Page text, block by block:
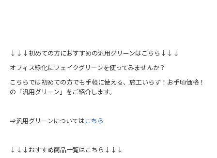
↓↓↓初めての方におすすめの汎用グリーンはこちら↓↓↓
オフィス緑化にフェイクグリーンを使ってみませんか？
こちらでは初めての方でも手軽に使える、施工いらず！お手頃価格！
の「汎用グリーン」をご紹介します。
⇒汎用グリーンについてはこちら
↓↓↓おすすめ商品一覧はこちら↓↓↓